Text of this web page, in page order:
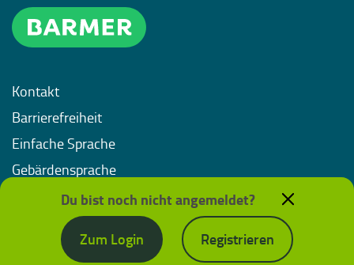
Kontakt
Barrierefreiheit
Einfache Sprache
Gebärdensprache
Impressum
Datenschutz
Nutzungsbedingungen
Du bist noch nicht angemeldet?
Zum Login
Registrieren